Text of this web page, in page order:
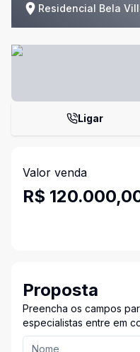
Residencial Bela
Ligar
Valor venda
R$
Proposta
Preencha os campos
especialistas entre em